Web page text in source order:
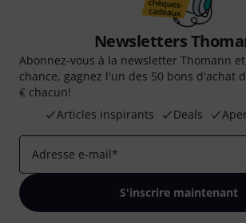
Newsletters
Abonnez-vous à la newsletter Thomann
chance, gagnez l'un des 50 bons d'achat
€ chacun!
Articles inspirants
Deals
Adresse e-mail*
S'inscrire maintenant